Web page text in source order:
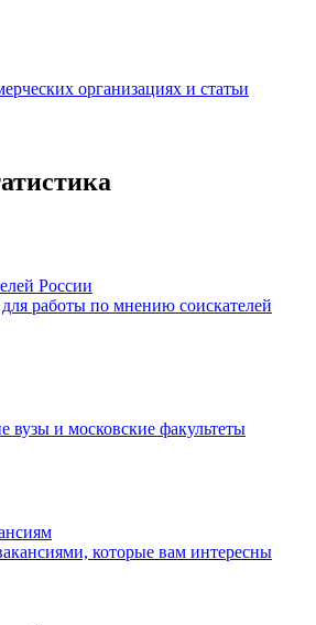
организациях и статьи
России
работы по мнению соискателей
вузы и московские факультеты
которые вам интересны